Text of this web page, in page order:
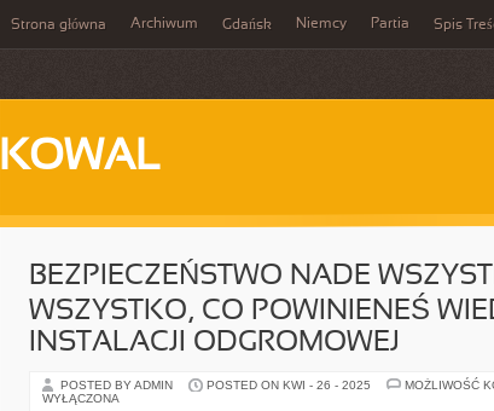
Strona główna Archiwum Gdańsk Niemcy Partia Spis
KOWAL
BEZPIECZEŃSTWO NADE
WSZYSTKO, CO POWINIENEŚ
INSTALACJI ODGROMOWEJ
POSTED BY ADMIN POSTED ON KWI - 26 - 2025 MOŻLIWOŚĆ
WYŁĄCZONA